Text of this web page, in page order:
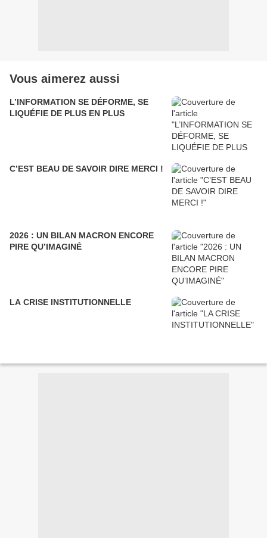
Vous aimerez aussi
L’INFORMATION SE DÉFORME, SE
LIQUÉFIE DE PLUS EN PLUS
C’EST BEAU DE SAVOIR DIRE MERCI !
2026 : UN BILAN MACRON ENCORE
PIRE QU’IMAGINÉ
LA CRISE INSTITUTIONNELLE